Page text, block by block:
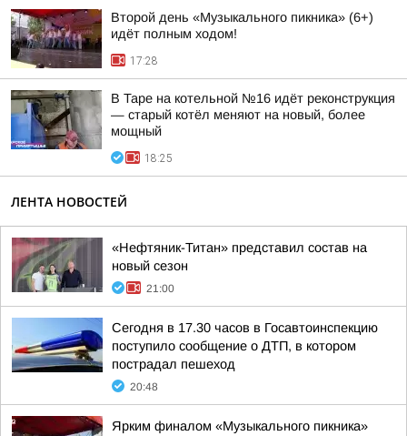
Второй день «Музыкального пикника» (6+)
идёт полным ходом!
17:28
В Таре на котельной №16 идёт реконструкция
— старый котёл меняют на новый, более
мощный
18:25
ЛЕНТА НОВОСТЕЙ
«Нефтяник-Титан» представил состав на
новый сезон
21:00
Сегодня в 17.30 часов в Госавтоинспекцию
поступило сообщение о ДТП, в котором
пострадал пешеход
20:48
Ярким финалом «Музыкального пикника»